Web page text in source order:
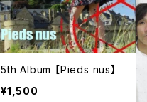
5th Album 【Pieds nus】
¥1,500